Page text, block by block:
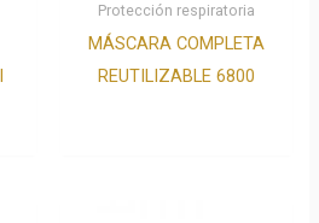
Protección respiratoria
MÁSCARA COMPLETA
REUTILIZABLE 6800